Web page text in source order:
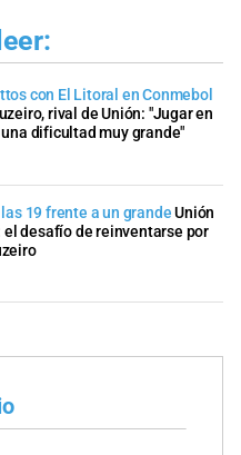
con El Litoral en Conmebol
rival de Unión: "Jugar en
dificultad muy grande"
19 frente a un grandeUnión
el desafío de reinventarse por